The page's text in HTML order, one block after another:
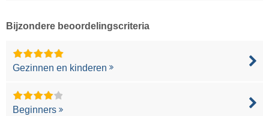
Bijzondere beoordelingscriteria
Gezinnen en kinderen
Beginners